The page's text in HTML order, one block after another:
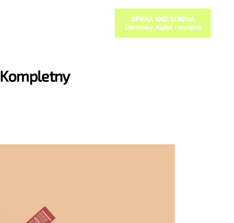
OPIEKA NAD STRONĄ
Darmowy Audyt i wycena